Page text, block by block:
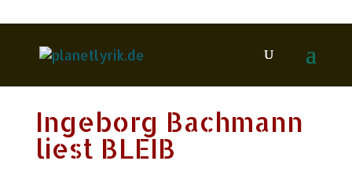
Ingeborg Bachmann
liest BLEIB